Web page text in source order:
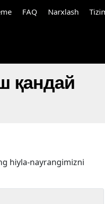
FAQ Narxlash
қандай
hiyla-nayrangimizni